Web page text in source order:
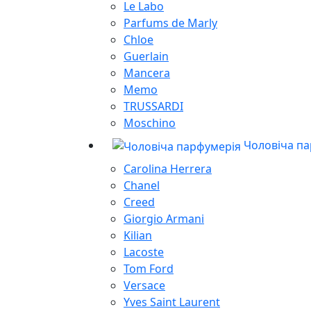
Le Labo
Parfums de Marly
Chloe
Guerlain
Mancera
Memo
TRUSSARDI
Moschino
Чоловіча
Carolina Herrera
Chanel
Creed
Giorgio Armani
Kilian
Lacoste
Tom Ford
Versace
Yves Saint Laurent